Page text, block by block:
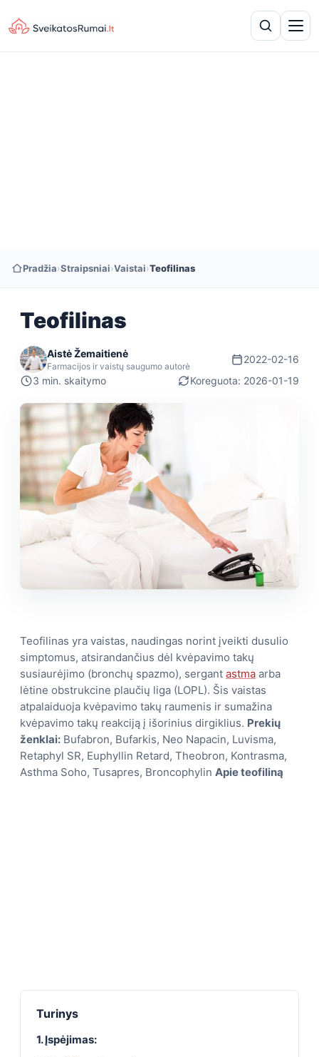
Pradžia›Straipsniai›Vaistai›Teofilinas
Teofilinas
Aistė Žemaitienė
Farmacijos ir vaistų saugumo autorė
2022-02-16
3 min. skaitymo
Koreguota: 2026-01-19
Teofilinas yra vaistas, naudingas norint įveikti dusulio
simptomus, atsirandančius dėl kvėpavimo takų
susiaurėjimo (bronchų spazmo), sergant astma arba
lėtine obstrukcine plaučių liga (LOPL). Šis vaistas
atpalaiduoja kvėpavimo takų raumenis ir sumažina
kvėpavimo takų reakciją į išorinius dirgiklius. Prekių
ženklai: Bufabron, Bufarkis, Neo Napacin, Luvisma,
Retaphyl SR, Euphyllin Retard, Theobron, Kontrasma,
Asthma Soho, Tusapres, Broncophylin Apie teofiliną
Turinys
1. Įspėjimas: